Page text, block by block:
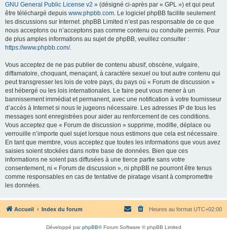
GNU General Public License v2 » (désigné ci-après par « GPL ») et qui peut
être téléchargé depuis www.phpbb.com. Le logiciel phpBB facilite seulement
les discussions sur Internet. phpBB Limited n’est pas responsable de ce que
nous acceptons ou n’acceptons pas comme contenu ou conduite permis. Pour
de plus amples informations au sujet de phpBB, veuillez consulter :
https://www.phpbb.com/.
Vous acceptez de ne pas publier de contenu abusif, obscène, vulgaire,
diffamatoire, choquant, menaçant, à caractère sexuel ou tout autre contenu qui
peut transgresser les lois de votre pays, du pays où « Forum de discussion »
est hébergé ou les lois internationales. Le faire peut vous mener à un
bannissement immédiat et permanent, avec une notification à votre fournisseur
d’accès à Internet si nous le jugeons nécessaire. Les adresses IP de tous les
messages sont enregistrées pour aider au renforcement de ces conditions.
Vous acceptez que « Forum de discussion » supprime, modifie, déplace ou
verrouille n’importe quel sujet lorsque nous estimons que cela est nécessaire.
En tant que membre, vous acceptez que toutes les informations que vous avez
saisies soient stockées dans notre base de données. Bien que ces
informations ne soient pas diffusées à une tierce partie sans votre
consentement, ni « Forum de discussion », ni phpBB ne pourront être tenus
comme responsables en cas de tentative de piratage visant à compromettre
les données.
Accueil Index du forum Heures au format UTC+02:00
Développé parphpBB® Forum Software © phpBB Limited